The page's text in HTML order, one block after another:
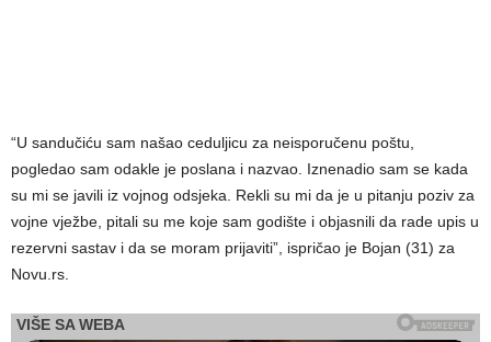
“U sandučiću sam našao ceduljicu za neisporučenu poštu,
pogledao sam odakle je poslana i nazvao. Iznenadio sam se kada
su mi se javili iz vojnog odsjeka. Rekli su mi da je u pitanju poziv za
vojne vježbe, pitali su me koje sam godište i objasnili da rade upis u
rezervni sastav i da se moram prijaviti”, ispričao je Bojan (31) za
Novu.rs.